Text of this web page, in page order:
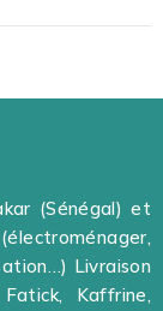
Wi-Fi/
(Sénégal) et
Livraison
Kaffrine,